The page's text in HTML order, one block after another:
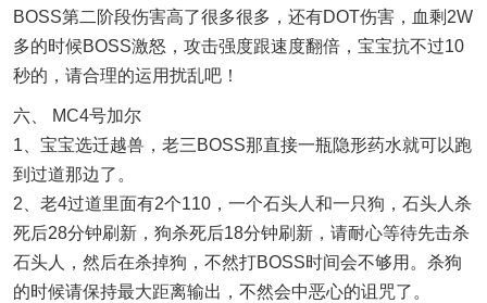
BOSS第二阶段伤害高了很多很多，还有DOT伤害，血剩2W
多的时候BOSS激怒，攻击强度跟速度翻倍，宝宝抗不过10
秒的，请合理的运用扰乱吧！
六、 MC4号加尔
1、宝宝选迁越兽，老三BOSS那直接一瓶隐形药水就可以跑
到过道那边了。
2、老4过道里面有2个110，一个石头人和一只狗，石头人杀
死后28分钟刷新，狗杀死后18分钟刷新，请耐心等待先击杀
石头人，然后在杀掉狗，不然打BOSS时间会不够用。杀狗
的时候请保持最大距离输出，不然会中恶心的诅咒了。